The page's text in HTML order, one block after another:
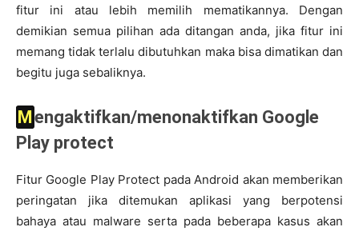
fitur ini atau lebih memilih mematikannya. Dengan
demikian semua pilihan ada ditangan anda, jika fitur ini
memang tidak terlalu dibutuhkan maka bisa dimatikan dan
begitu juga sebaliknya.
Mengaktifkan/menonaktifkan Google
Play protect
Fitur Google Play Protect pada Android akan memberikan
peringatan jika ditemukan aplikasi yang berpotensi
bahaya atau malware serta pada beberapa kasus akan